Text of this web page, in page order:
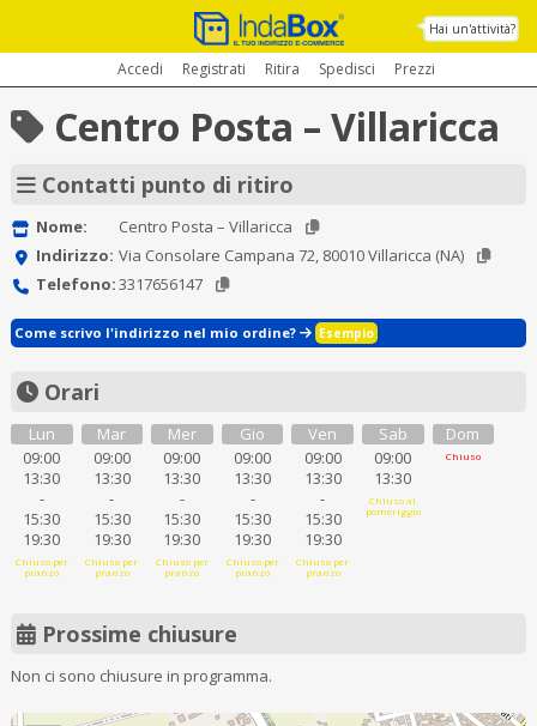
Hai un'attività?
Accedi Registrati Ritira Spedisci Prezzi
Centro Posta – Villaricca
Contatti punto di ritiro
Nome:
Centro Posta – Villaricca
Indirizzo: Via Consolare Campana 72, 80010 Villaricca (NA)
Telefono:3317656147
Come scrivo l'indirizzo nel mio ordine? Esempio
Orari
Lun
09:00
13:30
-
15:30
19:30
Chiuso per
pranzo
Mar
09:00
13:30
-
15:30
19:30
Chiuso per
pranzo
Mer
09:00
13:30
-
15:30
19:30
Chiuso per
pranzo
Gio
09:00
13:30
-
15:30
19:30
Chiuso per
pranzo
Ven
09:00
13:30
-
15:30
19:30
Chiuso per
pranzo
Sab
09:00
13:30
Chiuso al
pomeriggio
Dom
Chiuso
Prossime chiusure
Non ci sono chiusure in programma.